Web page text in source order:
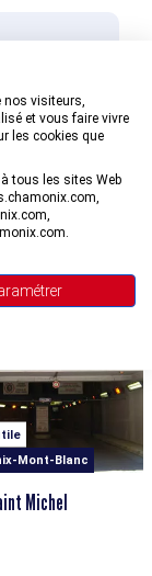
Mont-Blanc
Michel
visiteurs,
et vous faire vivre
les cookies que
tous les sites Web